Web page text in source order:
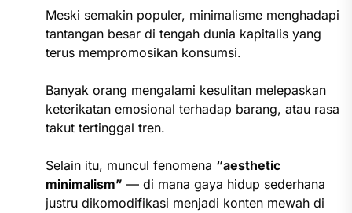
Meski semakin populer, minimalisme menghadapi
tantangan besar di tengah dunia kapitalis yang
terus mempromosikan konsumsi.
Banyak orang mengalami kesulitan melepaskan
keterikatan emosional terhadap barang, atau rasa
takut tertinggal tren.
Selain itu, muncul fenomena “aesthetic
minimalism” — di mana gaya hidup sederhana
justru dikomodifikasi menjadi konten mewah di